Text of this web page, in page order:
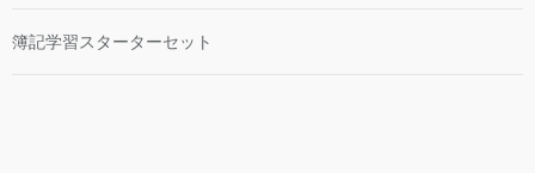
簿記学習スターターセット